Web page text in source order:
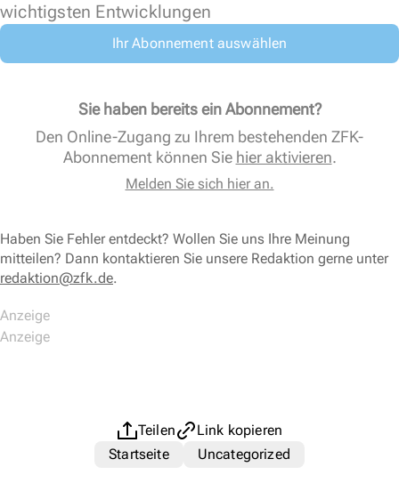
wichtigsten Entwicklungen
Ihr Abonnement auswählen
Sie haben bereits ein Abonnement?
Den Online-Zugang zu Ihrem bestehenden ZFK-
Abonnement können Sie hier aktivieren.
Melden Sie sich hier an.
Haben Sie Fehler entdeckt? Wollen Sie uns Ihre Meinung
mitteilen? Dann kontaktieren Sie unsere Redaktion gerne unter
redaktion@zfk.de.
Teilen
Link kopieren
Startseite
Uncategorized